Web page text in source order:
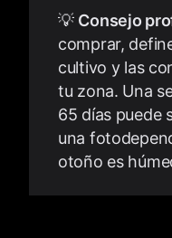
💡 Consejo
comprar,
cultivo y las
tu zona. Una
65 días puede
una
otoño es